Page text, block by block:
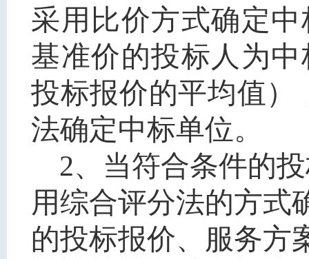
采用比价方式确定
基准价的投标人为
投标报价的平均值）
法确定中标单位。
2、当符合条件的
用综合评分法的方式
的投标报价、服务方